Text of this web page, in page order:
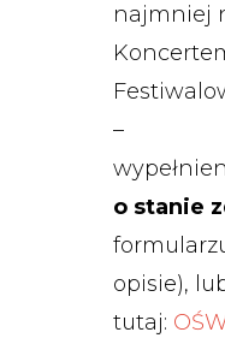
najmniej
–
o stanie
opisie),
tutaj: